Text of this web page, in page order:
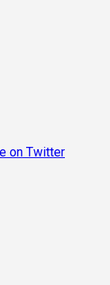
on Twitter